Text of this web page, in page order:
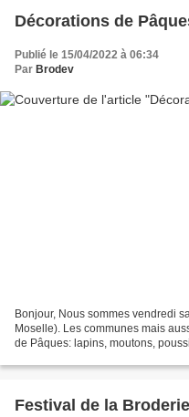
Décorations de
Publié le 15/04/2022 à 06:34
Par Brodev
Bonjour, Nous sommes vendredi
Moselle). Les communes mais
de Pâques: lapins, moutons,
Festival de la